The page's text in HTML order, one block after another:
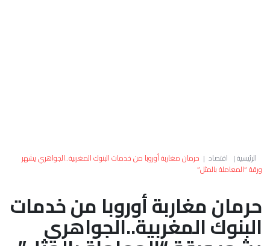
العالم
الصحراء
الرئيسية| اقتصاد | حرمان مغاربة أوروبا من خدمات البنوك المغربية..الجواهري يشهر
ورقة “المعاملة بالمثل”
حرمان مغاربة أوروبا من خدمات
البنوك المغربية..الجواهري